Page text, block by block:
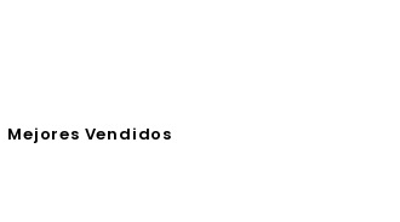
Mejores Vendidos